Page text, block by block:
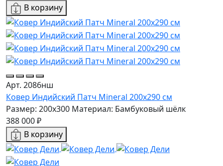
В корзину
Арт. 2086нш
Ковер Индийский Патч Mineral 200x290 см
Размер: 200x300 Материал: Бамбуковый шёлк
388 000 ₽
В корзину